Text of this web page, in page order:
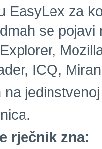
EasyLex za
se
ICQ,
rječnik zna: